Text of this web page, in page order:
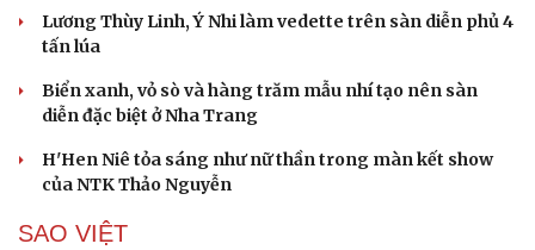
Lương Thùy Linh, Ý Nhi làm vedette trên sàn diễn phủ 4
tấn lúa
Biển xanh, vỏ sò và hàng trăm mẫu nhí tạo nên sàn
diễn đặc biệt ở Nha Trang
H'Hen Niê tỏa sáng như nữ thần trong màn kết show
của NTK Thảo Nguyễn
SAO VIỆT